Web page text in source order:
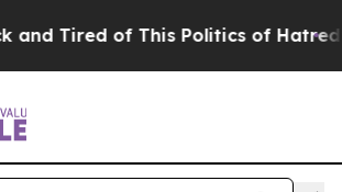
Tired of This Politics of Hatred” The